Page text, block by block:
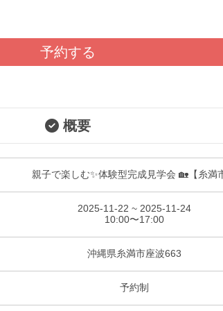
予約する
概要
親子で楽しむ✨体験型完成見学会 🏡【糸満
2025-11-22 ~ 2025-11-24
10:00〜17:00
沖縄県糸満市座波663
予約制